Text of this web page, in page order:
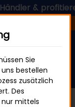
&
Sie
bestellen
zusätzlich
Des
nur mittels